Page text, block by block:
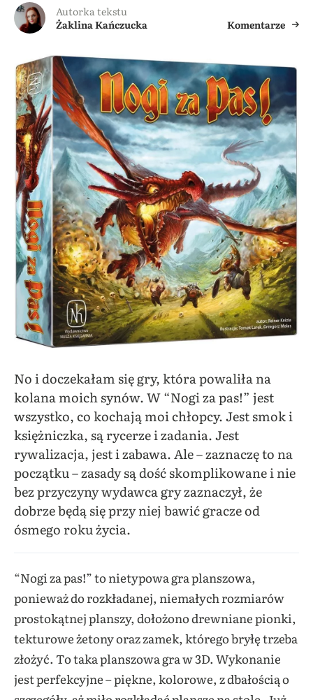
Autorka tekstu
Żaklina Kańczucka
Komentarze
No i doczekałam się gry, która powaliła na
kolana moich synów. W “Nogi za pas!” jest
wszystko, co kochają moi chłopcy. Jest smok i
księżniczka, są rycerze i zadania. Jest
rywalizacja, jest i zabawa. Ale – zaznaczę to na
początku – zasady są dość skomplikowane i nie
bez przyczyny wydawca gry zaznaczył, że
dobrze będą się przy niej bawić gracze od
ósmego roku życia.
“Nogi za pas!” to nietypowa gra planszowa,
ponieważ do rozkładanej, niemałych rozmiarów
prostokątnej planszy, dołożono drewniane pionki,
tekturowe żetony oraz zamek, którego bryłę trzeba
złożyć. To taka planszowa gra w 3D. Wykonanie
jest perfekcyjne – piękne, kolorowe, z dbałością o